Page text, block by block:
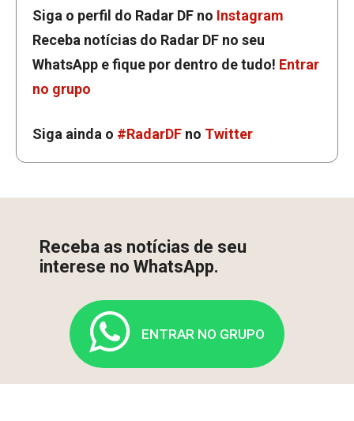
Siga o perfil do Radar DF no Instagram
Receba notícias do Radar DF no seu
WhatsApp e fique por dentro de tudo! Entrar
no grupo
Siga ainda o #RadarDF no Twitter
Receba as notícias de seu
interese no WhatsApp.
ENTRAR NO GRUPO